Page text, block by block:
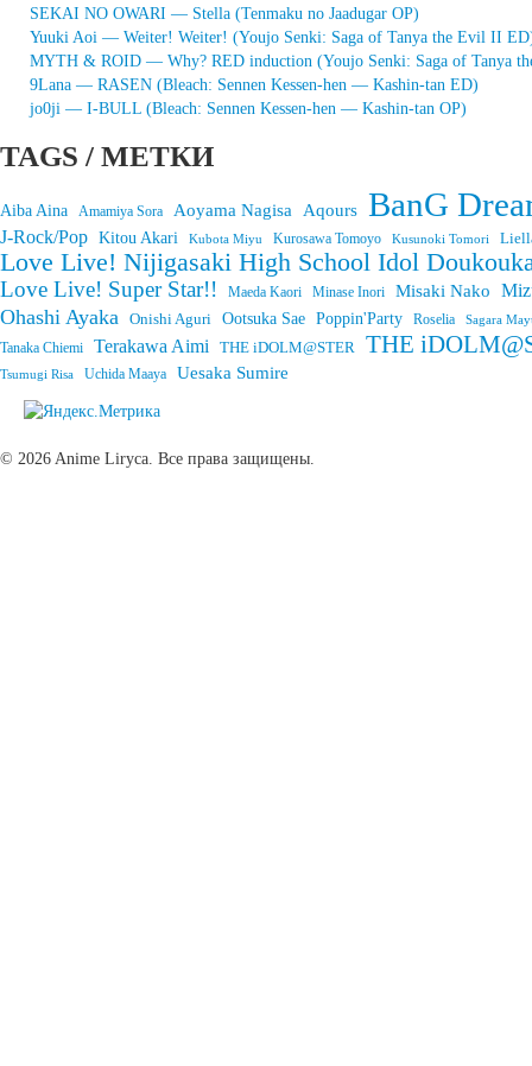
SEKAI NO OWARI — Stella (Tenmaku no Jaadugar OP)
Yuuki Aoi — Weiter! Weiter! (Youjo Senki: Saga of Tanya the Evil II
MYTH & ROID — Why? RED induction (Youjo Senki: Saga of Tanya
9Lana — RASEN (Bleach: Sennen Kessen-hen — Kashin-tan ED)
jo0ji — I-BULL (Bleach: Sennen Kessen-hen — Kashin-tan OP)
TAGS / МЕТКИ
Aiba Aina Amamiya Sora Aoyama Nagisa Aqours BanG
J-Rock/Pop Kitou Akari Kubota Miyu Kurosawa Tomoyo Kusunoki Tomori
Love Live! Nijigasaki High School Idol
Love Live! Super Star!! Maeda Kaori Minase Inori Misaki Nako
Ohashi Ayaka Onishi Aguri Ootsuka Sae Poppin'Party Roselia Sagara
Tanaka Chiemi Terakawa Aimi THE iDOLM@STER THE
Tsumugi Risa Uchida Maaya Uesaka Sumire
© 2026 Anime Liryca. Все права защищены.